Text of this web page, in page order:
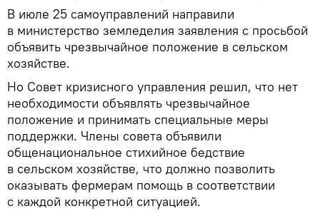
В июле 25 самоуправлений направили
в министерство земледелия заявления с просьбой
объявить чрезвычайное положение в сельском
хозяйстве.
Но Совет кризисного управления решил, что нет
необходимости объявлять чрезвычайное
положение и принимать специальные меры
поддержки. Члены совета объявили
общенациональное стихийное бедствие
в сельском хозяйстве, что должно позволить
оказывать фермерам помощь в соответствии
с каждой конкретной ситуацией.